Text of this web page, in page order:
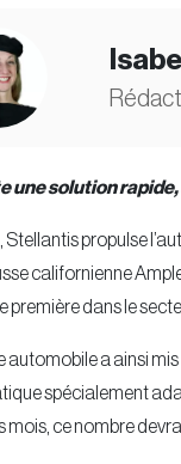
une solution
Stellantis propulse
californienne
première dans le
automobile a ainsi
spécialement
mois, ce nombre